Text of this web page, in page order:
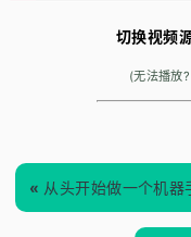
切换视频源
(无法播放
« 从头开始做一个机